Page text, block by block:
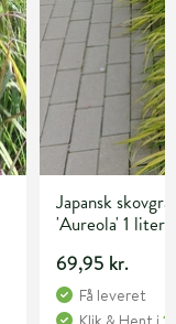
Japansk
'Aureola' 1 liter
69,95 kr.
Få leveret